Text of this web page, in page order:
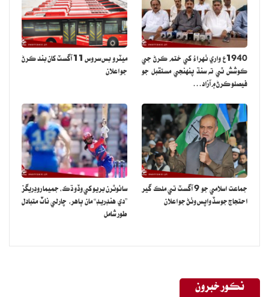
1940ع واري ٺهراءُ کي ختم ڪرڻ جي
ڪوشش ٿي ته سنڌ پنهنجي مستقبل جو
فيصلو ڪرڻ ۾ آزاد…
ميٽرو بس سروس 11 آگسٽ کان بند ڪرڻ
جو اعلان
جماعت اسلامي جو 9 آگسٽ تي ملڪ گير
احتجاج جو سڏ واپس وٺڻ جو اعلان
سائوٿرن بريو کي وڏو ڌڪ، جميما روڊريگز
”دي هنڊريڊ“ مان ٻاهر، چارلي ناٽ متبادل
طور شامل
نڪور خبرون